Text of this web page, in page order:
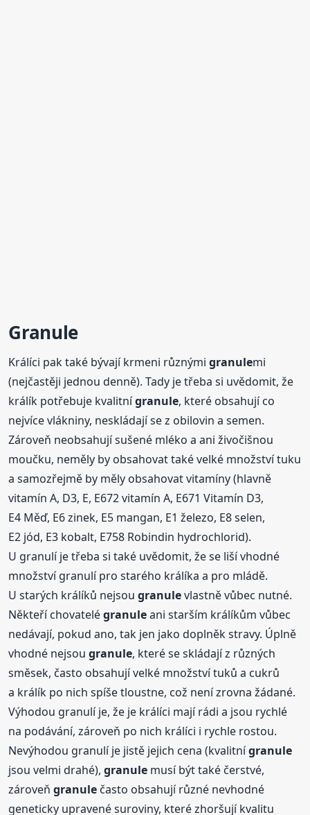
Granule
Králíci pak také bývají krmeni různýmigranulemi
(nejčastěji jednou denně). Tady je třeba si uvědomit, že
králík potřebuje kvalitnígranule, které obsahují co
nejvíce vlákniny, neskládají se z obilovin a semen.
Zároveň neobsahují sušené mléko a ani živočišnou
moučku, neměly by obsahovat také velké množství tuku
a samozřejmě by měly obsahovat vitamíny (hlavně
vitamín A, D3, E, E672 vitamín A, E671 Vitamín D3,
E4 Měď, E6 zinek, E5 mangan, E1 železo, E8 selen,
E2 jód, E3 kobalt, E758 Robindin hydrochlorid).
U granulí je třeba si také uvědomit, že se liší vhodné
množství granulí pro starého králíka a pro mládě.
U starých králíků nejsougranulevlastně vůbec nutné.
Někteří chovatelégranuleani starším králíkům vůbec
nedávají, pokud ano, tak jen jako doplněk stravy. Úplně
vhodné nejsougranule, které se skládají z různých
směsek, často obsahují velké množství tuků a cukrů
a králík po nich spíše tloustne, což není zrovna žádané.
Výhodou granulí je, že je králíci mají rádi a jsou rychlé
na podávání, zároveň po nich králíci i rychle rostou.
Nevýhodou granulí je jistě jejich cena (kvalitnígranule
jsou velmi drahé),granule musí být také čerstvé,
zároveňgranule často obsahují různé nevhodné
geneticky upravené suroviny, které zhoršují kvalitu